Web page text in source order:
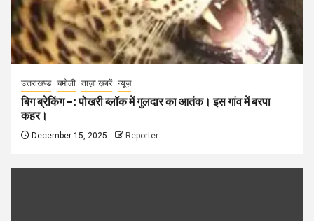
उत्तराखण्ड चमोली ताज़ा ख़बरें न्यूज़
बिग ब्रेकिंग –: पोखरी ब्लॉक में गुलदार का आतंक। इस गांव में बरपा
कहर।
December 15, 2025 Reporter